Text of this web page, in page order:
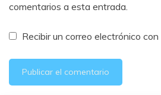
comentarios a esta entrada.
Recibir un correo electrónico